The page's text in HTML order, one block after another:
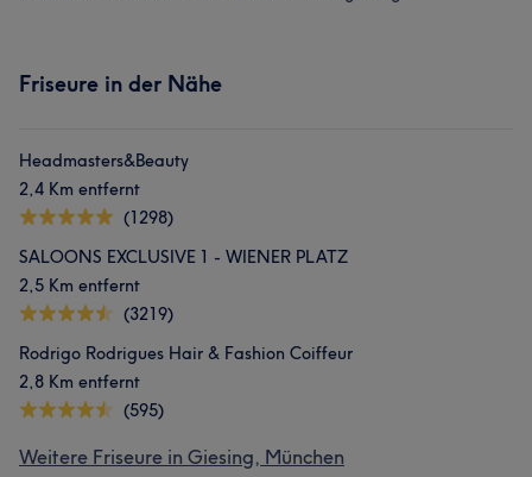
Friseure in der Nähe
Headmasters&Beauty
2,4 Km entfernt
(1298)
SALOONS EXCLUSIVE 1 - WIENER PLATZ
2,5 Km entfernt
(3219)
Rodrigo Rodrigues Hair & Fashion Coiffeur
2,8 Km entfernt
(595)
Weitere Friseure in Giesing, München